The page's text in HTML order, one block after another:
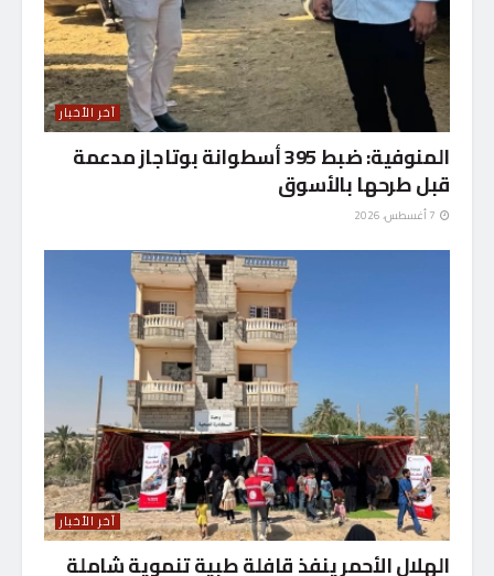
آخر الأخبار
المنوفية: ضبط 395 أسطوانة بوتاجاز مدعمة
قبل طرحها بالأسوق
آخر الأخبار
الهلال الأحمر ينفذ قافلة طبية تنموية شاملة